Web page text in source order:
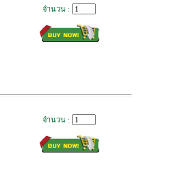
จำนวน :
จำนวน :